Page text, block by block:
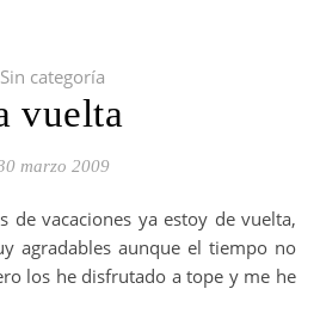
Sin categoría
vuelta
marzo 2009
de vacaciones ya estoy de vuelta,
agradables aunque el tiempo no
los he disfrutado a tope y me he